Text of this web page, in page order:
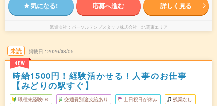
気になる! 応募へ進む 詳しく見る
派遣会社 パーソルテンプスタッフ株式会社 北関東エリア
未読
NEW
掲載日 2026/08/05
時給1500円！経験活かせる！人事のお仕事
【みどりの駅すぐ】
職種未経験OK 交通費別途支給あり 土日祝日が休み 残業なし